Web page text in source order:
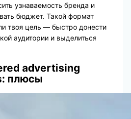
узнаваемость бренда и
бюджет. Такой формат
твоя цель — быстро донести
аудитории и выделиться
advertising
плюсы